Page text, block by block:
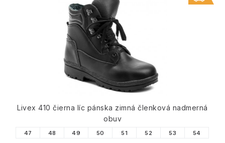
Livex 410 čierna líc pánska zimná členková nadmerná
obuv
47 48 49 50 51 52 53 54